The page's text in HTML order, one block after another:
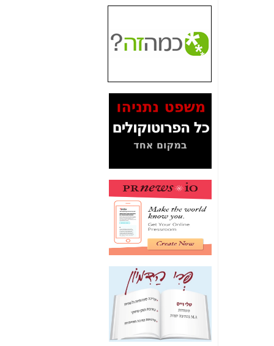
על האישור, שנתן
האם ביבי וקרא קבלו
בכלל תמורה עבור
ההטבות הרגולטוריות
המסמכים בנושא בזק-
Yes (תיק 4000)
מוכיחים "תפירת תיק"
לאיש הלא נכון! -כאן
עובדות ומסמכים
האם ביבי כשר
תקשורת עזר לקב'
בזק? -כאן
מה מקור ה-Fake
News שהביא לתפירת
תיק לביבי והעלמת
החשודים הנכונים -כאן
אחת הרגליים של "תיק
4000 התפור"
התמוטטה היום
בניצחון (כפול) של בזק
-
כאן
איך כתבות מפנקות